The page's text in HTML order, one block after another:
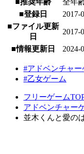
■推奨年齢
全年
■登録日
2017-
■ファイル更新
日
2017-
■情報更新日 2024-
#アドベンチャー
#乙女ゲーム
フリーゲーム
アドベンチャー
並木くんと愛の